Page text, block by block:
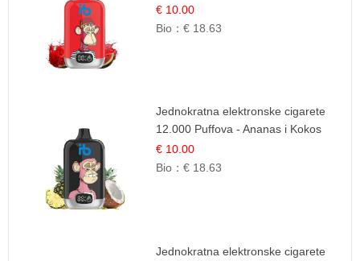
| Ljetna Desertna Aroma
€ 10.00
Bio：€ 18.63
Jednokratna elektronske cigarete
12.000 Puffova - Ananas i Kokos
Sladoled | Tropski Desert
€ 10.00
Bio：€ 18.63
Jednokratna elektronske cigarete